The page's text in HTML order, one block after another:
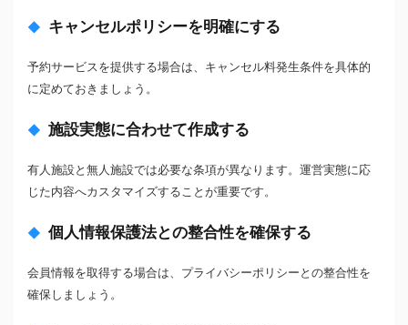
キャンセルポリシーを明確にする
予約サービスを提供する場合は、キャンセル料発生条件を具体的
に定めておきましょう。
施設実態に合わせて作成する
有人施設と無人施設では必要な条項が異なります。運営実態に応
じた内容へカスタマイズすることが重要です。
個人情報保護法との整合性を確保する
会員情報を取得する場合は、プライバシーポリシーとの整合性を
確保しましょう。